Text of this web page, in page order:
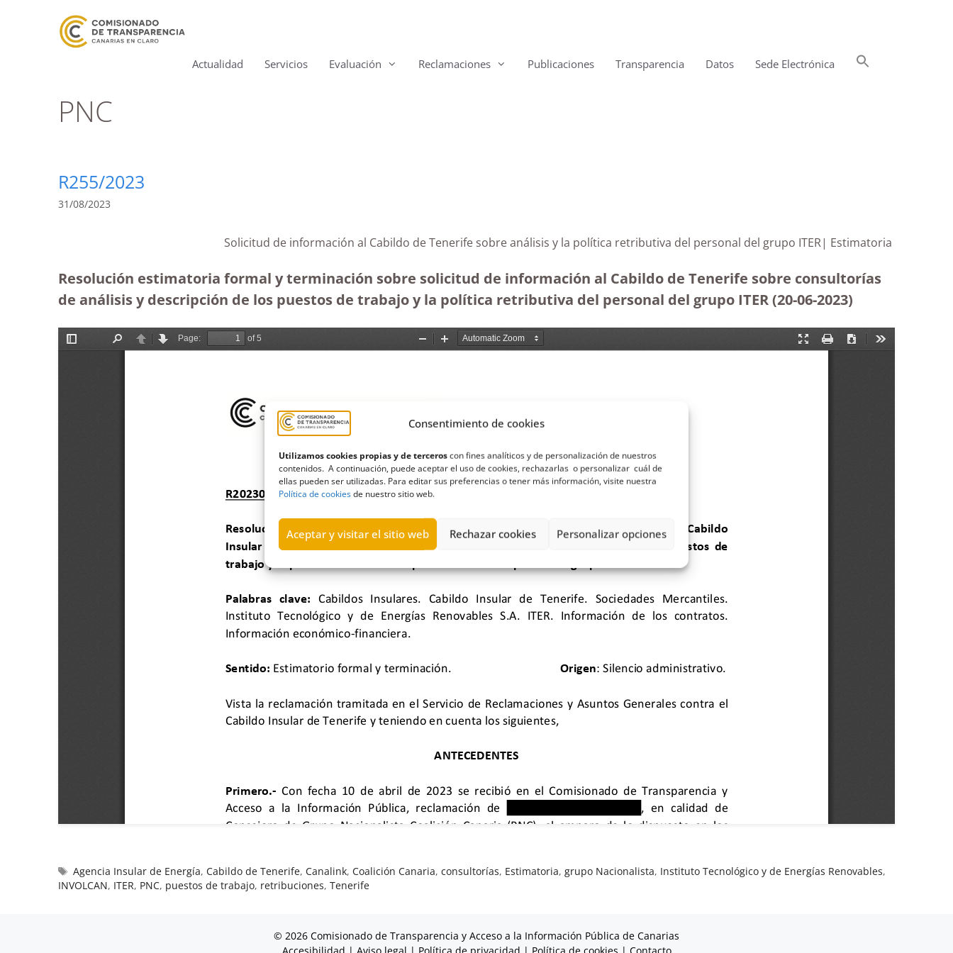
Consentimiento de cookies
Utilizamos cookies propias y de terceroscon fines analíticos y de personalización de nuestros
contenidos. A continuación, puede aceptar el uso de cookies, rechazarlas o personalizar cuál de
ellas pueden ser utilizadas. Para editar sus preferencias o tener más información, visite nuestra
Política de cookiesde nuestro sitio web.
Aceptar y visitar el sitio web Rechazar cookies Personalizar opciones
Actualidad Servicios Evaluación Reclamaciones Publicaciones Transparencia Datos Sede Electrónica
PNC
R255/2023
31/08/2023
Solicitud de información al Cabildo de Tenerife sobre análisis y la política retributiva del personal del grupo ITER| Estimatoria
Resolución estimatoria formal y terminación sobre solicitud de información al Cabildo de Tenerife sobre consultorías
de análisis y descripción de los puestos de trabajo y la política retributiva del personal del grupo ITER (20-06-2023)
Agencia Insular de Energía,Cabildo de Tenerife,Canalink,Coalición Canaria,consultorías, Estimatoria,grupo Nacionalista, Instituto Tecnológico y de Energías Renovables,
INVOLCAN, ITER, PNC, puestos de trabajo, retribuciones, Tenerife
© 2026 Comisionado de Transparencia y Acceso a la Información Pública de Canarias